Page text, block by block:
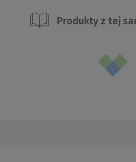
Produkty z tej